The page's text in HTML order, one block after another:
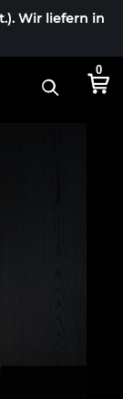
Wir liefern in
0